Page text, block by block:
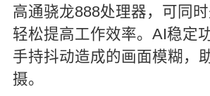
高通骁龙888处理器，可同时
轻松提高工作效率。AI稳定
手持抖动造成的画面模糊，
摄。